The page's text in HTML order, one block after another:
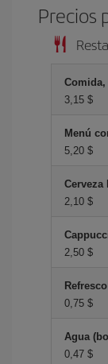
Precios
Comida,
3,15 $
Menú
5,20 $
Cerveza
2,10 $
2,50 $
0,75 $
Agua
0,47 $